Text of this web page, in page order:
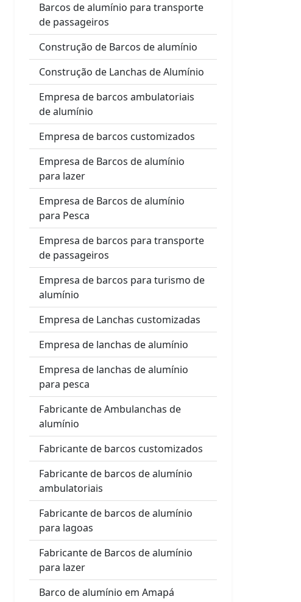
Barcos de alumínio para transporte
de passageiros
Construção de Barcos de alumínio
Construção de Lanchas de Alumínio
Empresa de barcos ambulatoriais
de alumínio
Empresa de barcos customizados
Empresa de Barcos de alumínio
para lazer
Empresa de Barcos de alumínio
para Pesca
Empresa de barcos para transporte
de passageiros
Empresa de barcos para turismo de
alumínio
Empresa de Lanchas customizadas
Empresa de lanchas de alumínio
Empresa de lanchas de alumínio
para pesca
Fabricante de Ambulanchas de
alumínio
Fabricante de barcos customizados
Fabricante de barcos de alumínio
ambulatoriais
Fabricante de barcos de alumínio
para lagoas
Fabricante de Barcos de alumínio
para lazer
Barco de alumínio em Amapá